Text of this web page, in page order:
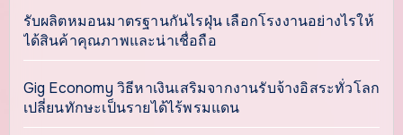
รับผลิตหมอนมาตรฐานกันไรฝุ่น เลือกโรงงานอย่างไรให้
ได้สินค้าคุณภาพและน่าเชื่อถือ
Gig Economy วิธีหาเงินเสริมจากงานรับจ้างอิสระทั่วโลก
เปลี่ยนทักษะเป็นรายได้ไร้พรมแดน